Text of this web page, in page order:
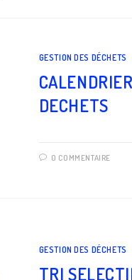
GESTION DES DÉCHETS
DECHETS
0 COMMENTAIRE
GESTION DES DÉCHETS
TRI